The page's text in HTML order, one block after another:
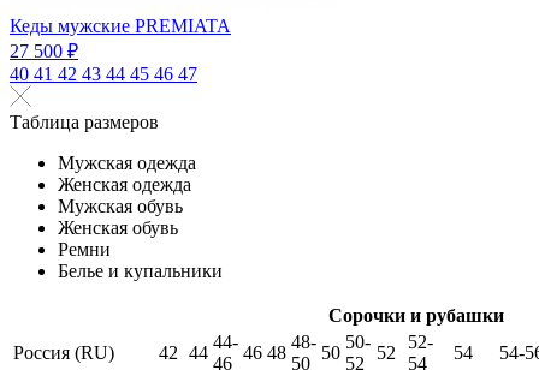
Кеды мужские PREMIATA
27 500 ₽
40 41 42 43 44 45 46 47
Таблица размеров
Мужская одежда
Женская одежда
Мужская обувь
Женская обувь
Ремни
Белье и купальники
Сорочки и рубашки
Россия (RU)
42 44
44-
46
46 48
48-
50
50
50-
52
52
52-
54
54
54-